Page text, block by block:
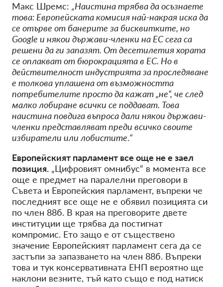
Макс Шремс: „Наистина трябва да осъзнаете
това: Европейската комисия най-накрая иска да
се отърве от банерите за бисквитките, но
Google и някои държави-членки на ЕС сега са
решени да ги запазят. От десетилетия хората
се оплакват от бюрокрацията в ЕС. Но в
действителност индустрията за проследяване
е толкова уплашена от възможността
потребителите просто да кажат „не“, че след
малко лобиране всички се поддават. Това
наистина повдига въпроса дали някои държави-
членки представляват преди всичко своите
избиратели или лобистите.“
Европейският парламент все още не е заел
позиция. „Цифровият омнибус“ в момента все
още е предмет на паралелни преговори в
Съвета и Европейския парламент, въпреки че
последният все още не е обявил позицията си
по член 88б. В края на преговорите двете
институции ще трябва да постигнат
компромис. Ето защо е от съществено
значение Европейският парламент сега да се
застъпи за запазването на член 88б. Въпреки
това и тук консервативната ЕНП вероятно ще
наклони везните, тъй като също е под натиск